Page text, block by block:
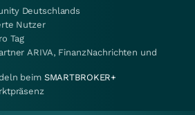
Deutschlands
Nutzer
Tag
ARIVA, FinanzNachrichten und
beim SMARTBROKER+